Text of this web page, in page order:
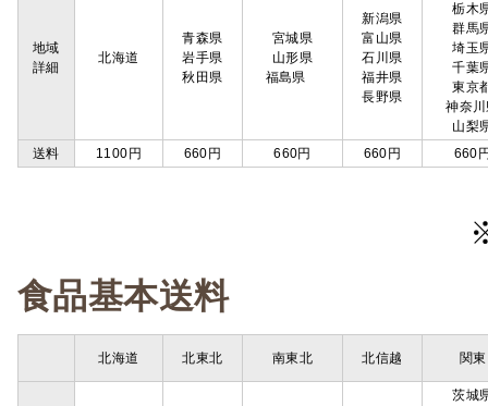
地域
詳細
北海道
青森県
岩手県
秋田県
宮城県
山形県
福島県
新潟県
富山県
石川県
福井県
長野県
栃木
群馬
埼玉
千葉
東京
神奈
山梨
送料
1100円 660円 660円 660円 660
食品基本送料
北海道 北東北 南東北 北信越 関東
茨城